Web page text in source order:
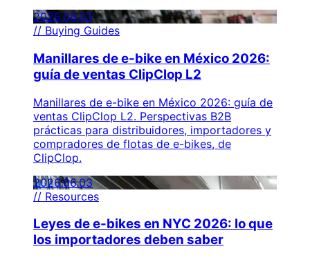
2026.06.03
// Buying Guides
Manillares de e-bike en México 2026:
guía de ventas ClipClop L2
Manillares de e-bike en México 2026: guía de
ventas ClipClop L2. Perspectivas B2B
prácticas para distribuidores, importadores y
compradores de flotas de e-bikes, de
ClipClop.
2026.06.03
// Resources
Leyes de e-bikes en NYC 2026: lo que
los importadores deben saber